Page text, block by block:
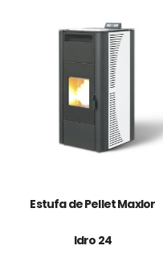
Estufa de Pellet Maxlor
Idro 24